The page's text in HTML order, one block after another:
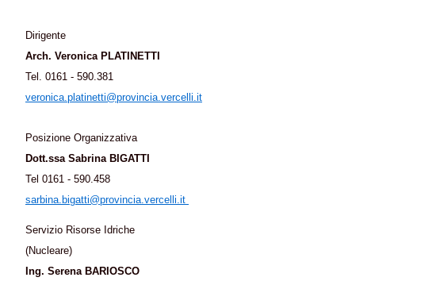
Dirigente
Arch. Veronica PLATINETTI
Tel. 0161 - 590.381
veronica.platinetti@provincia.vercelli.it
Posizione Organizzativa
Dott.ssa Sabrina BIGATTI
Tel 0161 - 590.458
sarbina.bigatti@provincia.vercelli.it
Servizio Risorse Idriche
(Nucleare)
Ing. Serena BARIOSCO